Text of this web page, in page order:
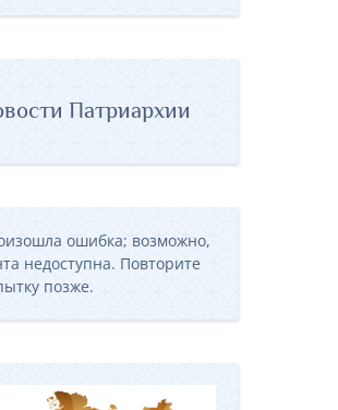
Патриархии
ошибка; возможно,
недоступна. Повторите
позже.